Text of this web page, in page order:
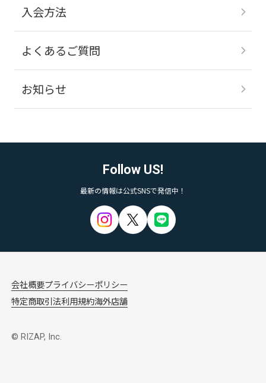
入会方法
よくあるご質問
お知らせ
Follow US!
最新の情報は公式SNSで発信中！
会社概要プライバシーポリシー
特定商取引法利用規約海外店舗
© RIZAP, Inc.